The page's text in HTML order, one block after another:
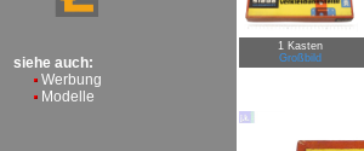
siehe auch:
Werbung
Modelle
1 Kasten
Großbild